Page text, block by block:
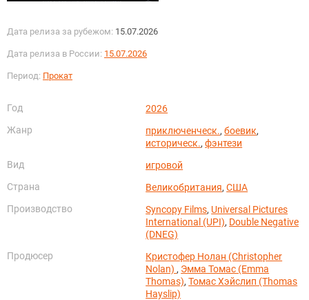
Дата релиза за рубежом: 15.07.2026
Дата релиза в России: 15.07.2026
Период: Прокат
Год
2026
Жанр
приключенческ.,боевик,
историческ.,фэнтези
Вид
игровой
Страна
Великобритания,США
Производство
Syncopy Films, Universal Pictures
International (UPI), Double Negative
(DNEG)
Продюсер
Кристофер Нолан (Christopher
Nolan) , Эмма Томас (Emma
Thomas),Томас Хэйслип (Thomas
Hayslip)